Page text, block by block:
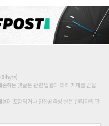
하는 댓글은 관련 법률에 의해 제재를 받을
에 포함되거나 인신공격성 글은 관리자의 판